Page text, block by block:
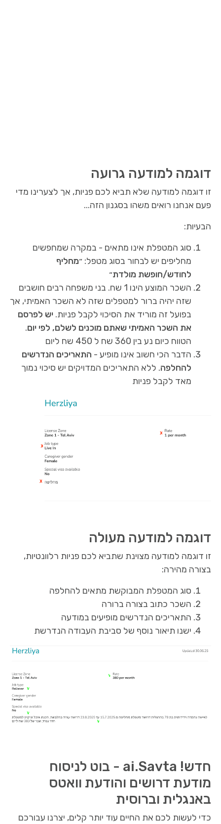
דוגמה למודעה גרועה
זו דוגמה למודעה שלא תביא לכם פניות, אך לצערינו מדי
פעם אנחנו רואים משהו בסגנון הזה...
הבעיות:
סוג המטפלת אינו מתאים - במקרה שמחפשים
מחליפים יש לבחור בסוג מטפל: ״מחליף
לחודש/חופשת מולדת״
השכר המוצע הינו 1 שח. בני משפחה רבים חושבים
שזה יהיה ברור למטפלים שזה לא השכר האמיתי, אך
בפועל זה מוריד את הסיכוי לקבל פניות. יש לפרסם
את השכר האמיתי שאתם מוכנים לשלם, לפי יום.
הטווח כיום נע בין 360 שח ל 450 שח ליום
הדבר הכי חשוב אינו מופיע - התאריכים הנדרשים
להחלפה. ללא התאריכים המדויקים יש סיכוי נמוך
מאד לקבל פניות
דוגמה למודעה מעולה
זו דוגמה למודעה מצוינת שתביא לכם פניות רלוונטיות,
בצורה מהירה:
סוג המטפלת המבוקשת מתאים להחלפה
השכר כתוב בצורה ברורה
התאריכים הנדרשים מופיעים במודעה
ישנו תיאור נוסף של סביבת העבודה הנדרשת
חדש! ai.Savta - בוט לניסוח
מודעת דרושים והודעת וואטס
באנגלית וברוסית
כדי לעשות לכם את החיים עוד יותר קלים, יצרנו עבורכם